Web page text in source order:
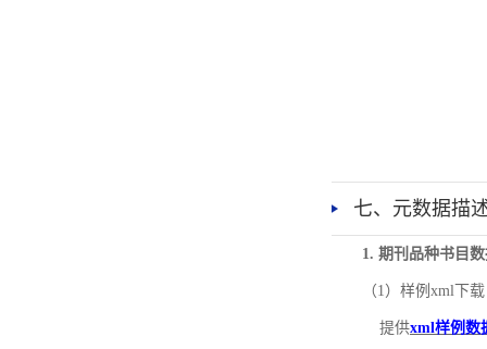
七、元数据描
1. 期刊品种书目
（1）样例xml下载
提供xml样例数